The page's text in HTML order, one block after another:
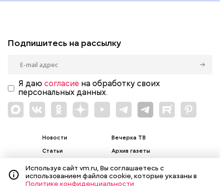
Подпишитесь на рассылку
Я даю согласие на обработку своих
персональных данных.
Новости
Статьи
Фотогалереи
Вечерка ТВ
Архив газеты
Пресса в образовании
Используя сайт vm.ru, Вы соглашаетесь с
использованием файлов cookie, которые указаны в
Политике конфиденциальности